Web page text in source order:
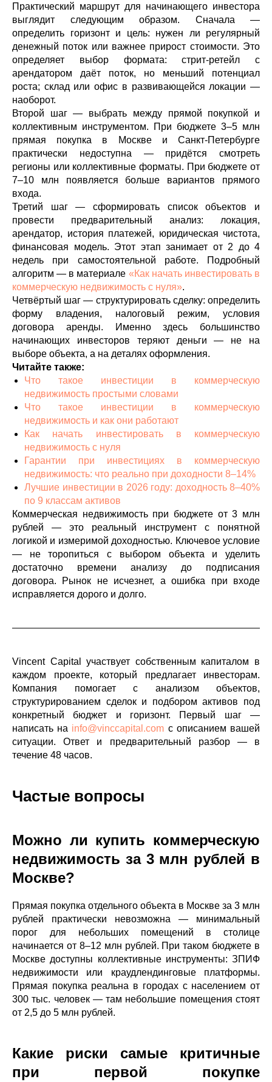
Практический маршрут для начинающего инвестора
выглядит следующим образом. Сначала —
определить горизонт и цель: нужен ли регулярный
денежный поток или важнее прирост стоимости. Это
определяет выбор формата: стрит-ретейл с
арендатором даёт поток, но меньший потенциал
роста; склад или офис в развивающейся локации —
наоборот.
Второй шаг — выбрать между прямой покупкой и
коллективным инструментом. При бюджете 3–5 млн
прямая покупка в Москве и Санкт-Петербурге
практически недоступна — придётся смотреть
регионы или коллективные форматы. При бюджете от
7–10 млн появляется больше вариантов прямого
входа.
Третий шаг — сформировать список объектов и
провести предварительный анализ: локация,
арендатор, история платежей, юридическая чистота,
финансовая модель. Этот этап занимает от 2 до 4
недель при самостоятельной работе. Подробный
алгоритм — в материале «Как начать инвестировать в
коммерческую недвижимость с нуля».
Четвёртый шаг — структурировать сделку: определить
форму владения, налоговый режим, условия
договора аренды. Именно здесь большинство
начинающих инвесторов теряют деньги — не на
выборе объекта, а на деталях оформления.
Читайте также:
Что такое инвестиции в коммерческую
недвижимость простыми словами
Что такое инвестиции в коммерческую
недвижимость и как они работают
Как начать инвестировать в коммерческую
недвижимость с нуля
Гарантии при инвестициях в коммерческую
недвижимость: что реально при доходности 8–14%
Лучшие инвестиции в 2026 году: доходность 8–40%
по 9 классам активов
Коммерческая недвижимость при бюджете от 3 млн
рублей — это реальный инструмент с понятной
логикой и измеримой доходностью. Ключевое условие
— не торопиться с выбором объекта и уделить
достаточно времени анализу до подписания
договора. Рынок не исчезнет, а ошибка при входе
исправляется дорого и долго.
Vincent Capital участвует собственным капиталом в
каждом проекте, который предлагает инвесторам.
Компания помогает с анализом объектов,
структурированием сделок и подбором активов под
конкретный бюджет и горизонт. Первый шаг —
написать на info@vinccapital.com с описанием вашей
ситуации. Ответ и предварительный разбор — в
течение 48 часов.
Частые вопросы
Можно ли купить коммерческую
недвижимость за 3 млн рублей в
Москве?
Прямая покупка отдельного объекта в Москве за 3 млн
рублей практически невозможна — минимальный
порог для небольших помещений в столице
начинается от 8–12 млн рублей. При таком бюджете в
Москве доступны коллективные инструменты: ЗПИФ
недвижимости или краудлендинговые платформы.
Прямая покупка реальна в городах с населением от
300 тыс. человек — там небольшие помещения стоят
от 2,5 до 5 млн рублей.
Какие риски самые критичные
при первой покупке